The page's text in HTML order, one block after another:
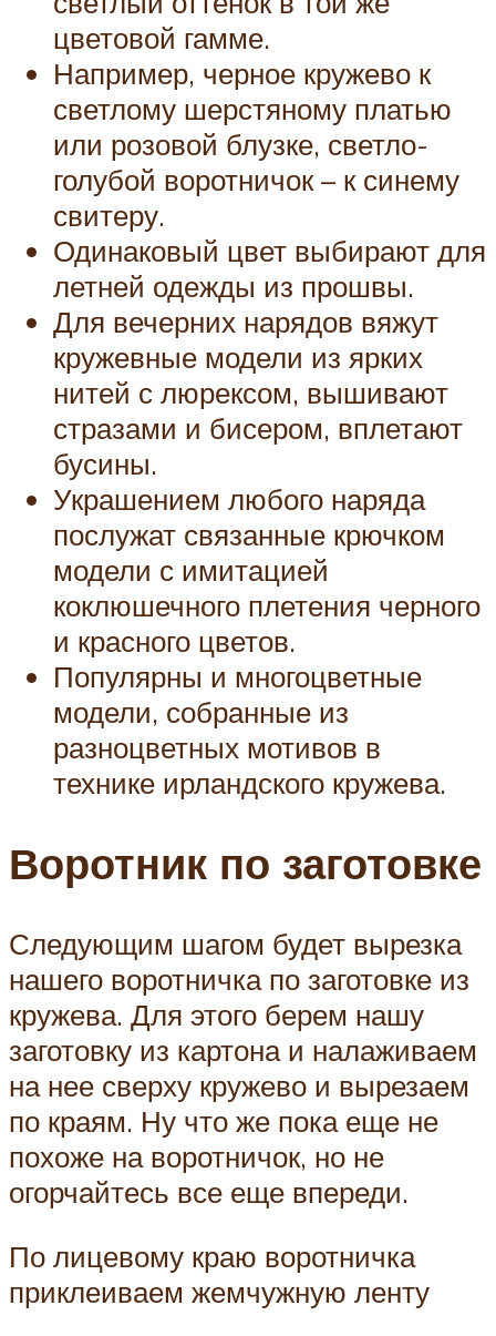
цветовой гамме.
Например, черное кружево к
светлому шерстяному платью
или розовой блузке, светло-
голубой воротничок – к синему
свитеру.
Одинаковый цвет выбирают для
летней одежды из прошвы.
Для вечерних нарядов вяжут
кружевные модели из ярких
нитей с люрексом, вышивают
стразами и бисером, вплетают
бусины.
Украшением любого наряда
послужат связанные крючком
модели с имитацией
коклюшечного плетения черного
и красного цветов.
Популярны и многоцветные
модели, собранные из
разноцветных мотивов в
технике ирландского кружева.
Воротник по заготовке
Следующим шагом будет вырезка
нашего воротничка по заготовке из
кружева. Для этого берем нашу
заготовку из картона и налаживаем
на нее сверху кружево и вырезаем
по краям. Ну что же пока еще не
похоже на воротничок, но не
огорчайтесь все еще впереди.
По лицевому краю воротничка
приклеиваем жемчужную ленту